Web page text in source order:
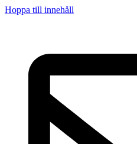
Hoppa till innehåll